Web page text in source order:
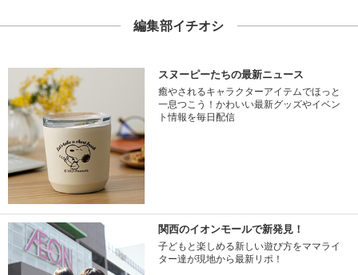
編集部イチオシ
スヌーピーたちの最新ニュース
癒やされるキャラクターアイテムでほっと
一息つこう！かわいい最新グッズやイベン
ト情報を毎日配信
関西のイオンモールで新発見！
子どもと楽しめる新しい遊び方をママライ
ター達が現地から最新リポ！